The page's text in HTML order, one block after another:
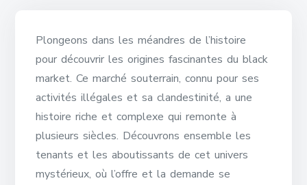
Plongeons dans les méandres de l’histoire
pour découvrir les origines fascinantes du black
market. Ce marché souterrain, connu pour ses
activités illégales et sa clandestinité, a une
histoire riche et complexe qui remonte à
plusieurs siècles. Découvrons ensemble les
tenants et les aboutissants de cet univers
mystérieux, où l’offre et la demande se